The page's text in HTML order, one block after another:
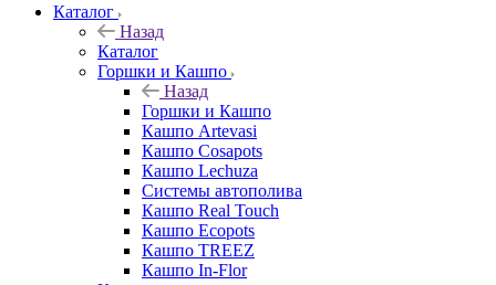
Каталог
Назад
Каталог
Горшки и Кашпо
Назад
Горшки и Кашпо
Кашпо Artevasi
Кашпо Cosapots
Кашпо Lechuza
Системы автополива
Кашпо Real Touch
Кашпо Ecopots
Кашпо TREEZ
Кашпо In-Flor